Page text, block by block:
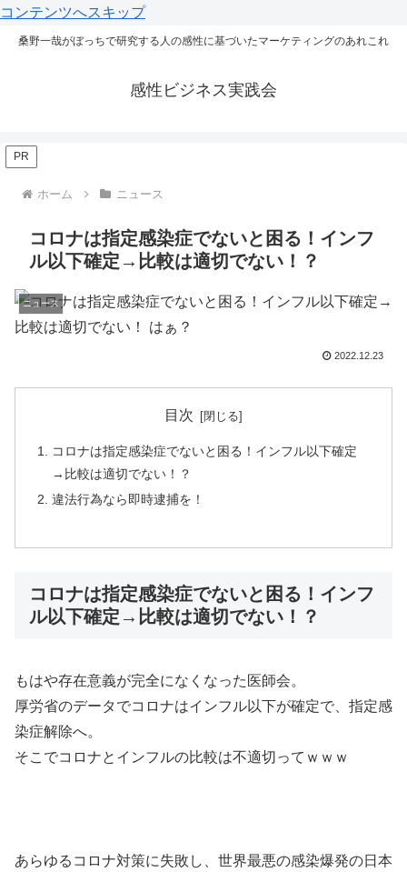
コンテンツへスキップ
桑野一哉がぼっちで研究する人の感性に基づいたマーケティングのあれこれ
感性ビジネス実践会
PR
ホーム ニュース
コロナは指定感染症でないと困る！インフ
ル以下確定→比較は適切でない！？
ニュース
2022.12.23
目次
コロナは指定感染症でないと困る！インフル以下確定
→比較は適切でない！？
違法行為なら即時逮捕を！
コロナは指定感染症でないと困る！インフ
ル以下確定→比較は適切でない！？
もはや存在意義が完全になくなった医師会。
厚労省のデータでコロナはインフル以下が確定で、指定感
染症解除へ。
そこでコロナとインフルの比較は不適切ってｗｗｗ
あらゆるコロナ対策に失敗し、世界最悪の感染爆発の日本